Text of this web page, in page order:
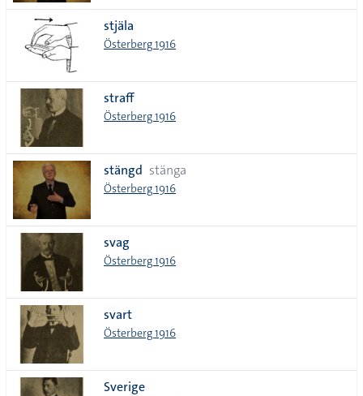
stjäla
Österberg 1916
straff
Österberg 1916
stängd stänga
Österberg 1916
svag
Österberg 1916
svart
Österberg 1916
Sverige